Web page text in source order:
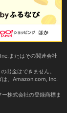
またはその関連会社
出金はできません。
、Amazon.com, Inc.
株式会社の登録商標ま